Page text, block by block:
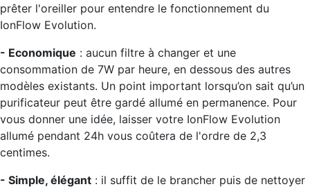
prêter l'oreiller pour entendre le fonctionnement du
IonFlow Evolution.
- Economique : aucun filtre à changer et une
consommation de 7W par heure, en dessous des autres
modèles existants. Un point important lorsqu’on sait qu’un
purificateur peut être gardé allumé en permanence. Pour
vous donner une idée, laisser votre IonFlow Evolution
allumé pendant 24h vous coûtera de l'ordre de 2,3
centimes.
- Simple, élégant : il suffit de le brancher puis de nettoyer